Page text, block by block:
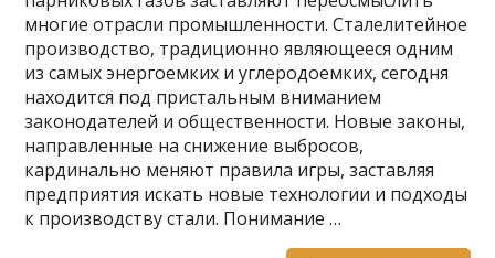
многие отрасли промышленности. Сталелитейное
производство, традиционно являющееся одним
из самых энергоемких и углеродоемких, сегодня
находится под пристальным вниманием
законодателей и общественности. Новые законы,
направленные на снижение выбросов,
кардинально меняют правила игры, заставляя
предприятия искать новые технологии и подходы
к производству стали. Понимание …